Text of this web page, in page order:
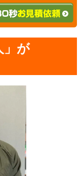
」が